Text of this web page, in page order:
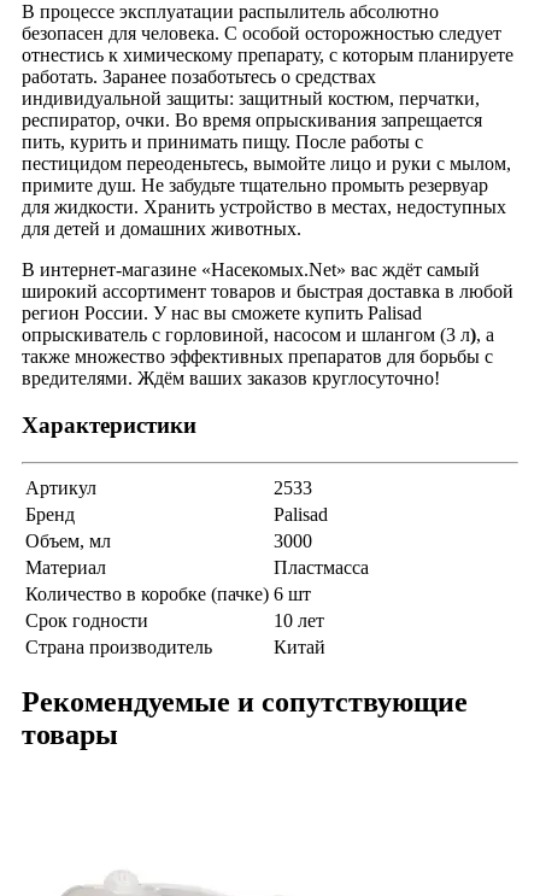
В процессе эксплуатации распылитель абсолютно
безопасен для человека. С особой осторожностью следует
отнестись к химическому препарату, с которым планируете
работать. Заранее позаботьтесь о средствах
индивидуальной защиты: защитный костюм, перчатки,
респиратор, очки. Во время опрыскивания запрещается
пить, курить и принимать пищу. После работы с
пестицидом переоденьтесь, вымойте лицо и руки с мылом,
примите душ. Не забудьте тщательно промыть резервуар
для жидкости. Хранить устройство в местах, недоступных
для детей и домашних животных.
В интернет-магазине «Насекомых.Net» вас ждёт самый
широкий ассортимент товаров и быстрая доставка в любой
регион России. У нас вы сможете купить Palisad
опрыскиватель с горловиной, насосом и шлангом (3 л), а
также множество эффективных препаратов для борьбы с
вредителями. Ждём ваших заказов круглосуточно!
Характеристики
Артикул
2533
Бренд
Palisad
Объем, мл
3000
Материал
Пластмасса
Количество в коробке (пачке) 6 шт
Срок годности
10 лет
Страна производитель
Китай
Рекомендуемые и сопутствующие
товары